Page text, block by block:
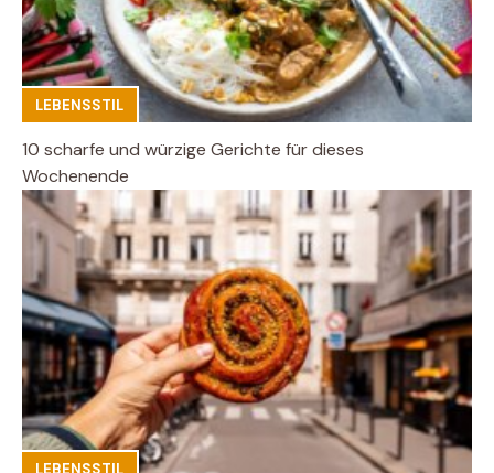
LEBENSSTIL
10 scharfe und würzige Gerichte für dieses
Wochenende